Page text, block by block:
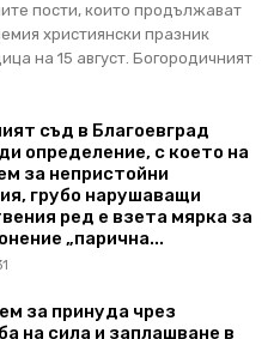
пости, които продължават
християнски празник
на 15 август. Богородичният
съд в Благоевград
определение, с което на
за непристойни
грубо нарушаващи
ред е взета мярка за
„парична...
за принуда чрез
на сила и заплашване в